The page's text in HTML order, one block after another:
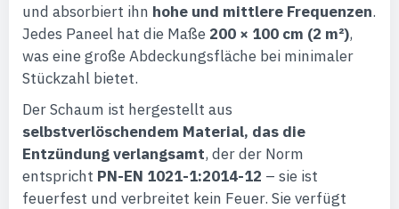
und absorbiert ihn hohe und mittlere Frequenzen.
Jedes Paneel hat die Maße 200 × 100 cm (2 m²),
was eine große Abdeckungsfläche bei minimaler
Stückzahl bietet.
Der Schaum ist hergestellt aus
selbstverlöschendem Material, das die
Entzündung verlangsamt, der der Norm
entspricht PN-EN 1021-1:2014-12 – sie ist
feuerfest und verbreitet kein Feuer. Sie verfügt